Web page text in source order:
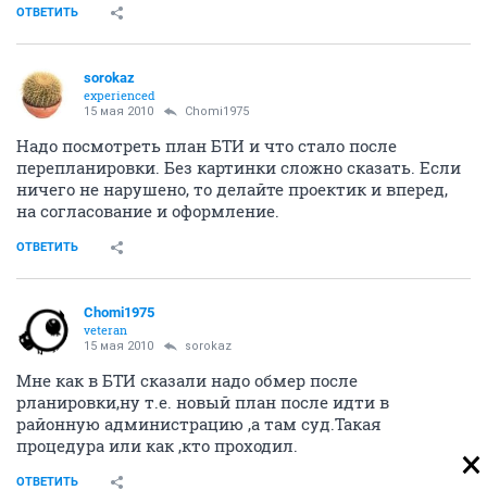
ОТВЕТИТЬ
sorokaz
experienced
15 мая 2010 Chomi1975
Надо посмотреть план БТИ и что стало после
перепланировки. Без картинки сложно сказать. Если
ничего не нарушено, то делайте проектик и вперед,
на согласование и оформление.
ОТВЕТИТЬ
Chomi1975
veteran
15 мая 2010 sorokaz
Мне как в БТИ сказали надо обмер после
рланировки,ну т.е. новый план после идти в
районную администрацию ,а там суд.Такая
процедура или как ,кто проходил.
ОТВЕТИТЬ